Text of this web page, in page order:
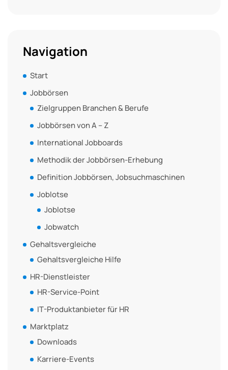
Navigation
Start
Jobbörsen
Zielgruppen Branchen & Berufe
Jobbörsen von A – Z
International Jobboards
Methodik der Jobbörsen-Erhebung
Definition Jobbörsen, Jobsuchmaschinen
Joblotse
Joblotse
Jobwatch
Gehaltsvergleiche
Gehaltsvergleiche Hilfe
HR-Dienstleister
HR-Service-Point
IT-Produktanbieter für HR
Marktplatz
Downloads
Karriere-Events